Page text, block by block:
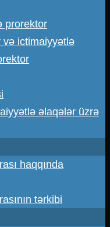
prorektor
və ictimaiyyətlə
əlaqələr üzrə
haqqında
tərkibi